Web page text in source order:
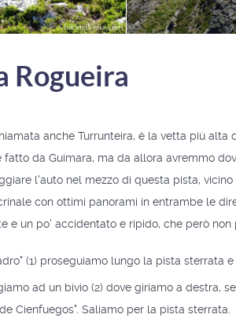
Rogueira
anche Turrunteira, è la vetta più
fatto da Guímara, ma da allora avremmo
l'auto nel mezzo di questa pista,
con ottimi panorami in entrambe le
e un po' accidentato e ripido, che però non
(1) proseguiamo lungo la pista sterrata
ad un bivio (2) dove giriamo a destra,
Cienfuegos". Saliamo per la pista sterrata.